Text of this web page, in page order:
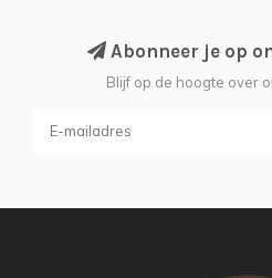
Abonneer je op
Blijf op de hoogte over